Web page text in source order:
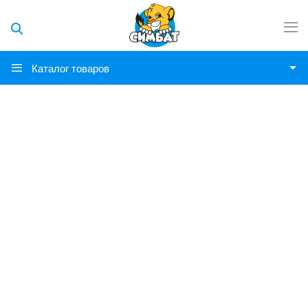
Каталог товаров